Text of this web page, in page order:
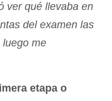
ver qué llevaba en
del examen las
me
etapa o